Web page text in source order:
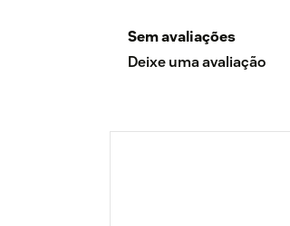
Sem avaliações
Deixe uma avaliação